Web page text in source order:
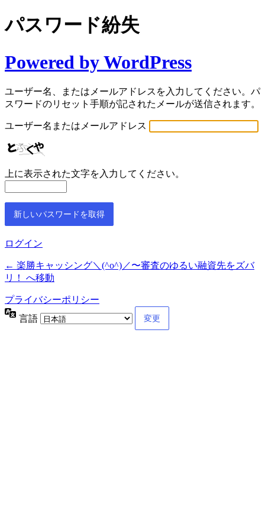
パスワード紛失
Powered by WordPress
ユーザー名、またはメールアドレスを入力してください。パ
スワードのリセット手順が記されたメールが送信されます。
ユーザー名またはメールアドレス
上に表示された文字を入力してください。
ログイン
← 楽勝キャッシング＼(^o^)／〜審査のゆるい融資先をズバ
リ！ へ移動
プライバシーポリシー
言語